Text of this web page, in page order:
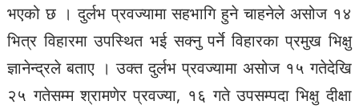
भएको छ । दुर्लभ प्रवज्यामा सहभागि हुने चाहनेले असोज १४
भित्र विहारमा उपस्थित भई सक्नु पर्ने विहारका प्रमुख भिक्षु
ज्ञानेन्द्रले बताए । उक्त दुर्लभ प्रवज्यामा असोज १५ गतेदेखि
२५ गतेसम्म श्रामणेर प्रवज्या, १६ गते उपसम्पदा भिक्षु दीक्षा